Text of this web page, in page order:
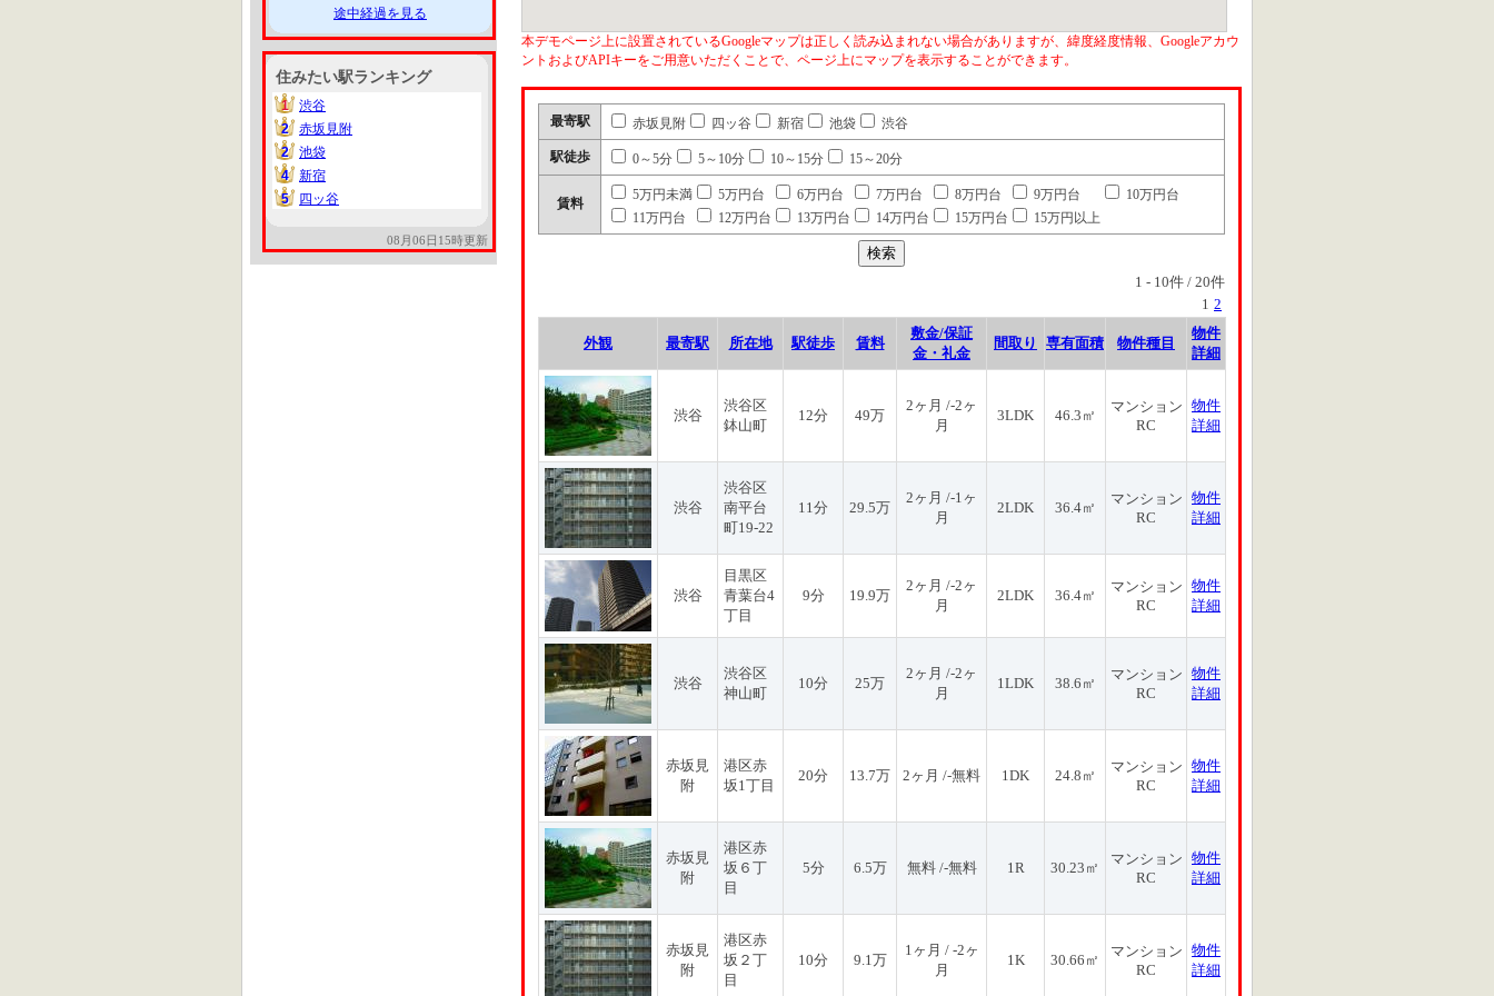
途中経過を見る
住みたい駅ランキング
1
1
渋谷
2
2
赤坂見附
2
2
池袋
4
4
新宿
5
5 四ッ谷
08月06日15時更新
本デモページ上に設置されているGoogleマップは正しく読み込まれない場合がありますが、緯度経度情報、Googleアカウ
ントおよびAPIキーをご用意いただくことで、ページ上にマップを表示することができます。
最寄駅 赤坂見附 四ッ谷 新宿 池袋 渋谷
駅徒歩 0～5分 5～10分 10～15分 15～20分
賃料
5万円未満 5万円台 6万円台 7万円台 8万円台 9万円台
10万円台
11万円台
12万円台 13万円台 14万円台 15万円台 15万円以上
1 - 10件 / 20件
1 2
外観 最寄駅 所在地 駅徒歩 賃料
敷金/保証
金・礼金
間取り 専有面積 物件種目
物件
詳細
渋谷
渋谷区
鉢山町
12分 49万
2ヶ月 /-2ヶ
月
3LDK 46.3㎡
マンション
RC
物件
詳細
渋谷
渋谷区
南平台
町19-22
11分 29.5万
2ヶ月 /-1ヶ
月
2LDK 36.4㎡
マンション
RC
物件
詳細
渋谷
目黒区
青葉台4
丁目
9分 19.9万
2ヶ月 /-2ヶ
月
2LDK 36.4㎡
マンション
RC
物件
詳細
渋谷
渋谷区
神山町
10分 25万
2ヶ月 /-2ヶ
月
1LDK 38.6㎡
マンション
RC
物件
詳細
赤坂見
附
港区赤
坂1丁目
20分 13.7万 2ヶ月 /-無料 1DK 24.8㎡
マンション
RC
物件
詳細
赤坂見
附
港区赤
坂６丁
目
5分 6.5万 無料 /-無料 1R 30.23㎡
マンション
RC
物件
詳細
赤坂見
附
港区赤
坂２丁
目
10分 9.1万
1ヶ月 / -2ヶ
月
1K 30.66㎡
マンション
RC
物件
詳細